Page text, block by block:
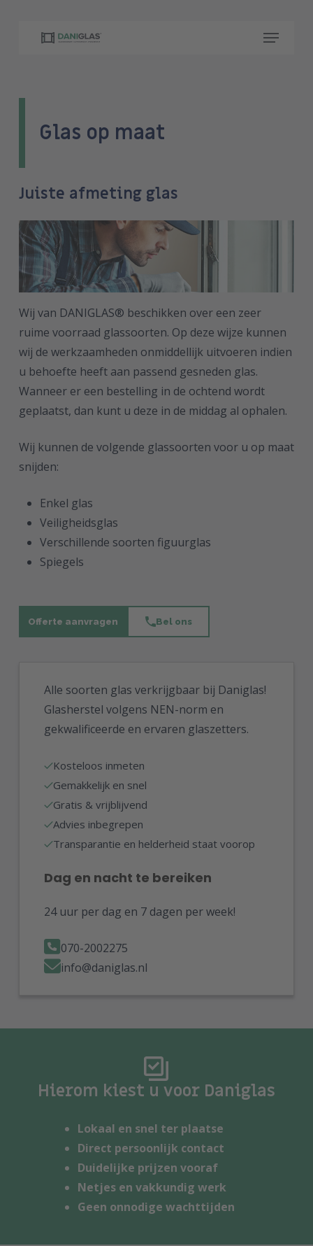
Menu
Glas op maat
Juiste afmeting glas
Wij van DANIGLAS® beschikken over een zeer
ruime voorraad glassoorten. Op deze wijze kunnen
wij de werkzaamheden onmiddellijk uitvoeren indien
u behoefte heeft aan passend gesneden glas.
Wanneer er een bestelling in de ochtend wordt
geplaatst, dan kunt u deze in de middag al ophalen.
Wij kunnen de volgende glassoorten voor u op maat
snijden:
Enkel glas
Veiligheidsglas
Verschillende soorten figuurglas
Spiegels
Offerte aanvragen Bel ons
Alle soorten glas verkrijgbaar bij Daniglas!
Glasherstel volgens NEN-norm en
gekwalificeerde en ervaren glaszetters.
Kosteloos inmeten
Gemakkelijk en snel
Gratis & vrijblijvend
Advies inbegrepen
Transparantie en helderheid staat voorop
Dag en nacht te bereiken
24 uur per dag en 7 dagen per week!
070-2002275
info@daniglas.nl
Hierom kiest u voor Daniglas
Lokaal en snel ter plaatse
Direct persoonlijk contact
Duidelijke prijzen vooraf
Netjes en vakkundig werk
Geen onnodige wachttijden